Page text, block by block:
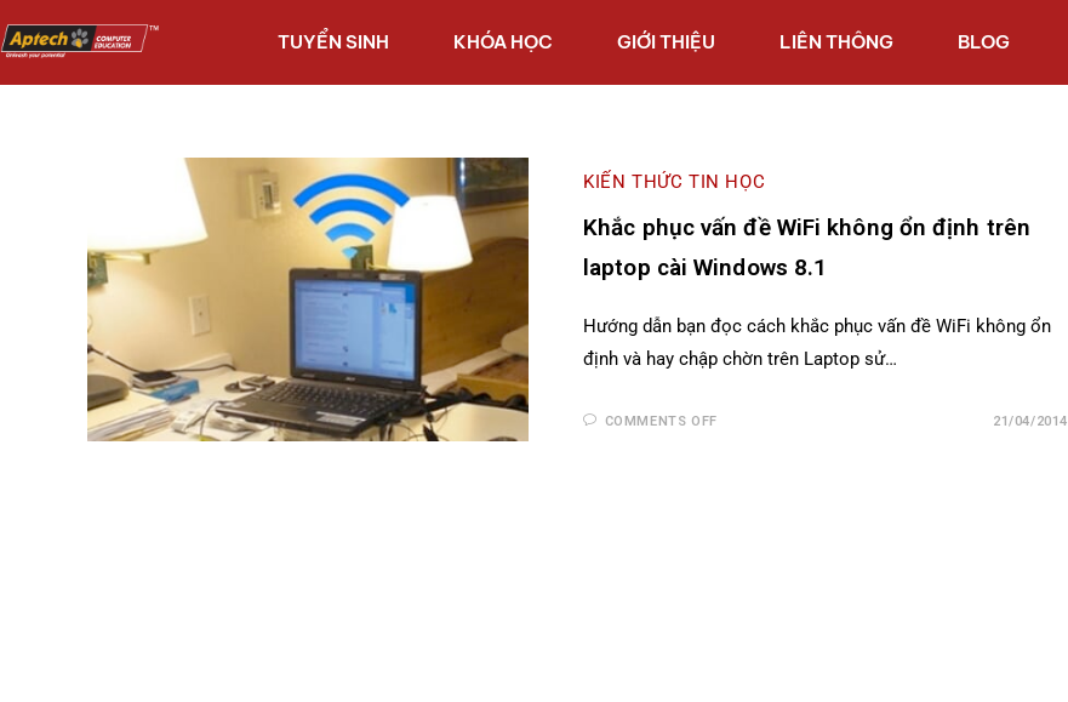
TUYỂN SINH KHÓA HỌC GIỚI THIỆU LIÊN THÔNG BLOG
KIẾN THỨC TIN HỌC
Khắc phục vấn đề WiFi không ổn định trên
laptop cài Windows 8.1
Hướng dẫn bạn đọc cách khắc phục vấn đề WiFi không ổn
định và hay chập chờn trên Laptop sử…
COMMENTS OFF 21/04/2014